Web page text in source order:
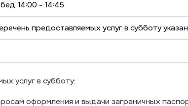
14:00 - 14:45
предоставляемых услуг в субботу
услуг в субботу:
оформления и выдачи заграничных